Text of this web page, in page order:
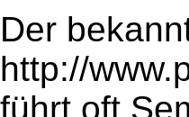
Der
http://
führt oft